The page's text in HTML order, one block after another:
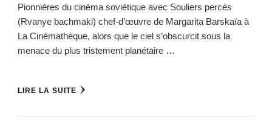
Pionnières du cinéma soviétique avec Souliers percés
(Rvanye bachmaki) chef-d’œuvre de Margarita Barskaïa à
La Cinémathèque, alors que le ciel s’obscurcit sous la
menace du plus tristement planétaire …
LIRE LA SUITE